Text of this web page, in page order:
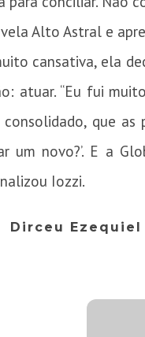
Alto Astral e
cansativa, ela
atuar. “Eu fui
que
um novo?’. E a
Iozzi.
Dirceu Ezequiel